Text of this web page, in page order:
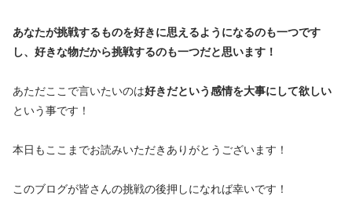
あなたが挑戦するものを好きに思えるようになるのも一つです
し、好きな物だから挑戦するのも一つだと思います！
あただここで言いたいのは好きだという感情を大事にして欲しい
という事です！
本日もここまでお読みいただきありがとうございます！
このブログが皆さんの挑戦の後押しになれば幸いです！